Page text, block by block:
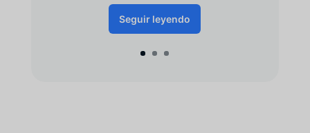
Seguir leyendo